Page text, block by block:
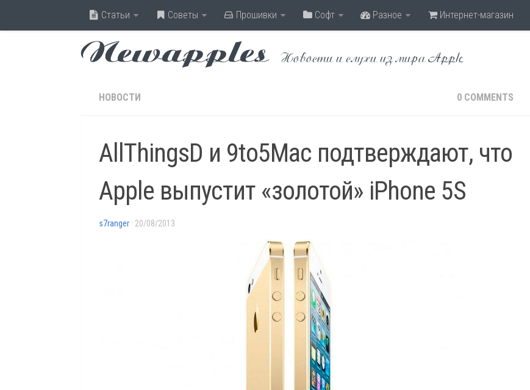
Статьи Советы Прошивки Софт Разное Интернет-магазин
Newapples Новости и слухи из мира Apple
НОВОСТИ 0 COMMENTS
AllThingsD и 9to5Mac подтверждают, что
Apple выпустит «золотой» iPhone 5S
s7ranger · 20/08/2013